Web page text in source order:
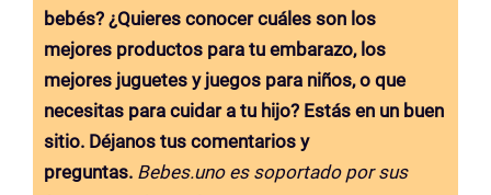
bebés? ¿Quieres conocer cuáles son los
mejores productos para tu embarazo, los
mejores juguetes y juegos para niños, o que
necesitas para cuidar a tu hijo? Estás en un buen
sitio. Déjanos tus comentarios y
preguntas. Bebes.uno es soportado por sus